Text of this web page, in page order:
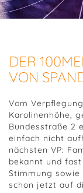
DER
VON
Vom
Karolinenhöhe,
Bundesstraße 2
einfach nicht
nächsten VP:
bekannt und
Stimmung sowie
schon jetzt auf